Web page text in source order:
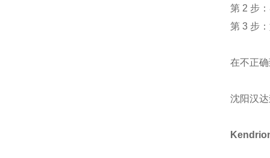
第 2 步
第 3 步
在不正
沈阳汉